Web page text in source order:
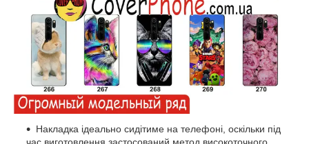
Накладка ідеально сидітиме на телефоні, оскільки під